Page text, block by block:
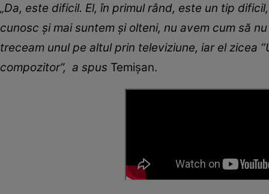
„Da, este dificil. El, în primul rând, este un tip
cunosc și mai suntem și olteni, nu avem cum să
treceam unul pe altul prin televiziune, iar el zicea
compozitor”, a spus Temișan.